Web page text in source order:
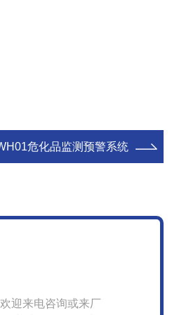
危化品监测预警系统
迎来电咨询或来厂